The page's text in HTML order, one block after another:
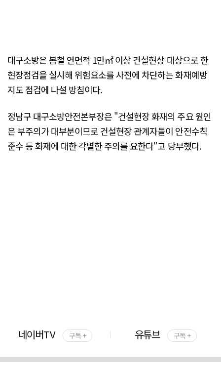
대구소방은 봄철 연면적 1만㎡ 이상 건설현상 대상으로 한
현장점검을 실시해 위험요소를 사전에 차단하는 화재예방
지도 점검에 나설 방침이다.
정남구 대구소방안전본부장은 "건설현장 화재의 주요 원인
은 부주의가 대부분이므로 건설현장 관계자들이 안전수칙
준수 등 화재에 대한 각별한 주의를 요한다"고 당부했다.
네이버TV 구독 + 유튜브 구독 +